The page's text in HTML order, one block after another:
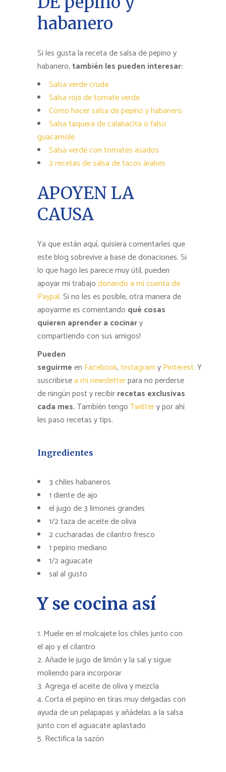
habanero
Si les gusta la receta de salsa de pepino y
habanero,también les pueden interesar:
Salsa verde cruda
Salsa roja de tomate verde
Cómo hacer salsa de pepino y habanero
Salsa taquera de calabacita o falso
guacamole
Salsa verde con tomates asados
2 recetas de salsa de tacos árabes
APOYEN LA
CAUSA
Ya que están aquí, quisiera comentarles que
este blog sobrevive a base de donaciones. Si
lo que hago les parece muy útil, pueden
apoyar mi trabajodonando a mi cuenta de
Paypal. Si no les es posible, otra manera de
apoyarme es comentando qué cosas
quieren aprender a cocinary
compartiendo con sus amigos!
Pueden
seguirmeen Facebook, InstagramyPinterest.Y
suscribirsea mi newsletterpara no perderse
de ningún post y recibirrecetas exclusivas
cada mes.También tengoTwittery por ahí
les paso recetas y tips.
Ingredientes
3 chiles habaneros
1 diente de ajo
el jugo de 3 limones grandes
1/2 taza de aceite de oliva
2 cucharadas de cilantro fresco
1 pepino mediano
1/2 aguacate
sal al gusto
Y se cocina así
Muele en el molcajete los chiles junto con
el ajo y el cilantro
Añade le jugo de limón y la sal y sigue
moliendo para incorporar
Agrega el aceite de oliva y mezcla
Corta el pepino en tiras muy delgadas con
ayuda de un pelapapas y añádelas a la salsa
junto con el aguacate aplastado
Rectifica la sazón